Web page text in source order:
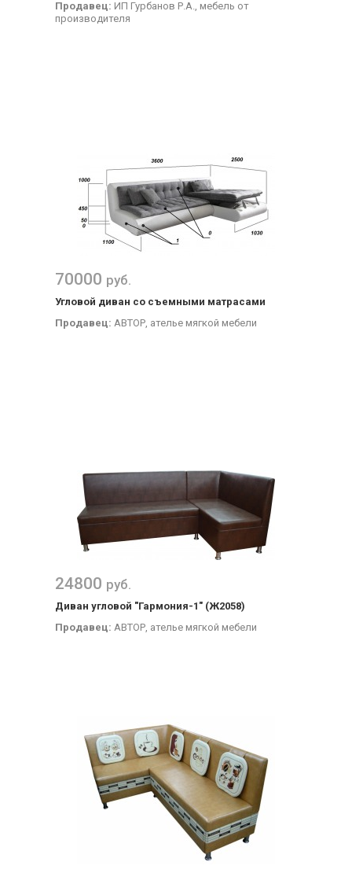
Продавец: ИП Гурбанов Р.А., мебель от
производителя
70000 руб.
Угловой диван со съемными матрасами
Продавец: АВТОР, ателье мягкой мебели
24800 руб.
Диван угловой "Гармония-1" (Ж2058)
Продавец: АВТОР, ателье мягкой мебели